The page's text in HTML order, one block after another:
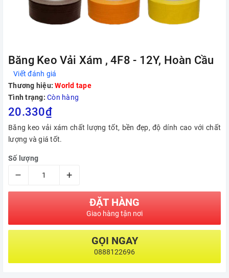
Băng Keo Vải Xám , 4F8 - 12Y, Hoàn Cầu
Viết đánh giá
Thương hiệu: World tape
Tình trạng: Còn hàng
20.330₫
Băng keo vải xám chất lượng tốt, bền đẹp, độ dính cao với chất
lượng và giá tốt.
Số lượng
– +
ĐẶT HÀNG
Giao hàng tận nơi
GỌI NGAY
0888122696